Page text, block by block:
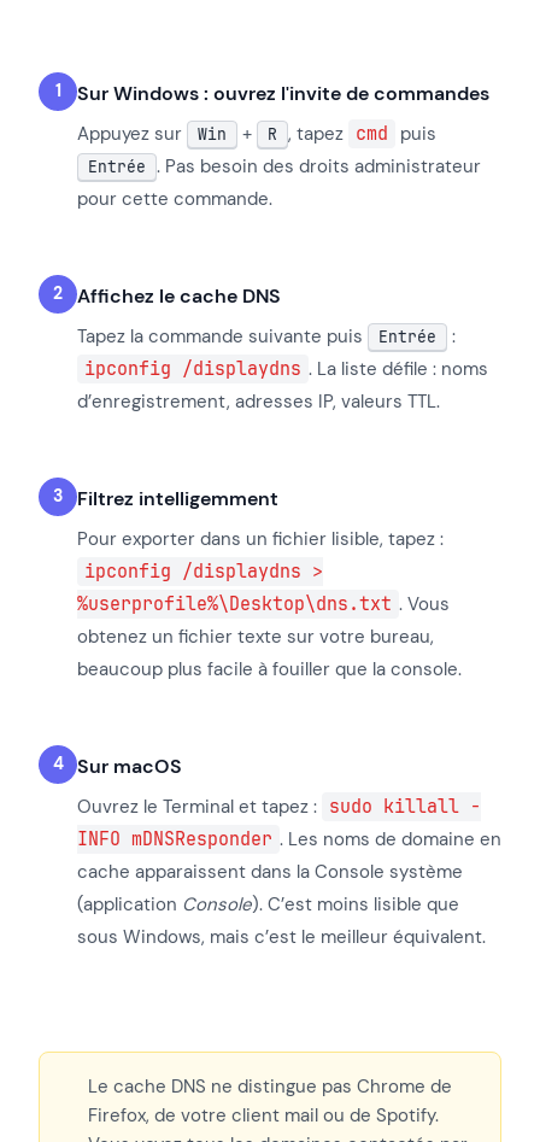
Sur Windows : ouvrez l'invite de commandes
Appuyez sur Win + R , tapez cmd puis
Entrée . Pas besoin des droits administrateur
pour cette commande.
Affichez le cache DNS
Tapez la commande suivante puis Entrée
:
ipconfig /displaydns . La liste défile : noms
d’enregistrement, adresses IP, valeurs TTL.
Filtrez intelligemment
Pour exporter dans un fichier lisible, tapez :
ipconfig /displaydns >
%userprofile%\Desktop\dns.txt . Vous
obtenez un fichier texte sur votre bureau,
beaucoup plus facile à fouiller que la console.
Sur macOS
Ouvrez le Terminal et tapez : sudo killall -
INFO mDNSResponder . Les noms de domaine en
cache apparaissent dans la Console système
(application Console). C’est moins lisible que
sous Windows, mais c’est le meilleur équivalent.
Le cache DNS ne distingue pas Chrome de
Firefox, de votre client mail ou de Spotify.